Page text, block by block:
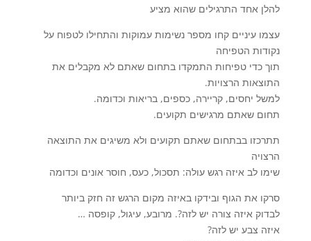
להלן אחד התרגילים שהוא מציע
עצמו עיניים קחו מספר נשימות עמוקות והתחילו לטפוח על
נקודות הטפיחה
תוך כדי טפיחות התמקדו בתחום שאתם לא מקבלים את
התוצאות הרצויות.
למשל יחסים, קריירה, כספים, בריאות וכדומה.
תחום שאתם מרגישים תקועים.
תתרכזו בבתחום שאתם תקועים ולא משיגים את התוצאה
הרצויה
שימו לב איזה רגש עולה: תסכול, כעס, חוסר אונים וכדומה
סרקו את הגוף ובידקו באיזה מקום הרגש זה חזק ביותר
לבדוק איזה צורה יש לזה?. מרובע, עיגול, קופסה …
איזה צבע יש לזה?